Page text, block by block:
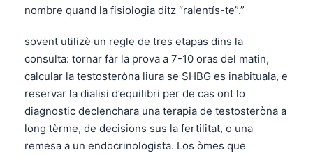
nombre quand la fisiologia ditz “ralentís-te”.”
sovent utilizè un regle de tres etapas dins la
consulta: tornar far la prova a 7-10 oras del matin,
calcular la testosteròna liura se SHBG es inabituala, e
reservar la dialisi d’equilibri per de cas ont lo
diagnostic declenchara una terapia de testosteròna a
long tèrme, de decisions sus la fertilitat, o una
remesa a un endocrinologista. Los òmes que
Bosanski
Azərbaycan dili
Eesti
日本語
Čeština
Русский